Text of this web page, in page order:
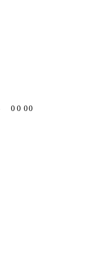
0 0 00